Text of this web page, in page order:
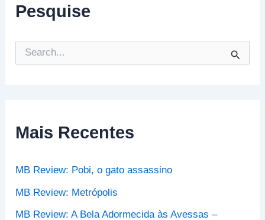
Pesquise
e
s
a
o
:
Mais Recentes
MB Review: Pobi, o gato assassino
MB Review: Metrópolis
MB Review: A Bela Adormecida às Avessas –